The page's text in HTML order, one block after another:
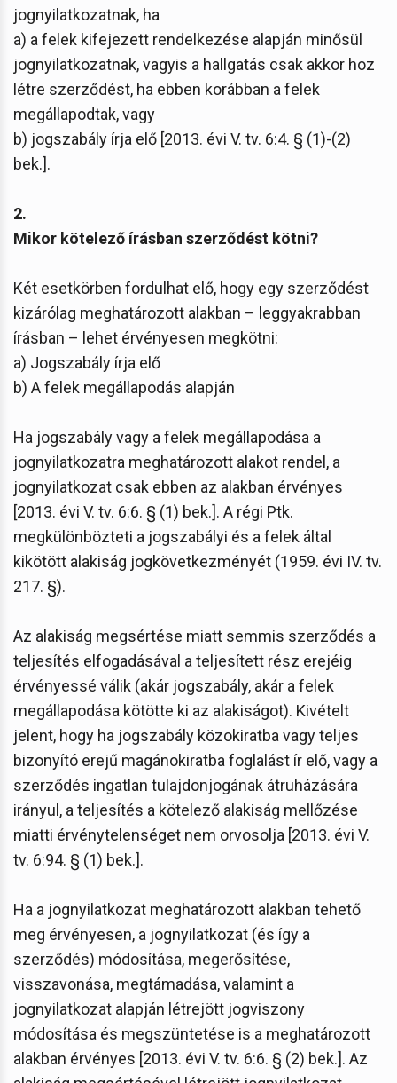
jognyilatkozatnak, ha
a) a felek kifejezett rendelkezése alapján minősül
jognyilatkozatnak, vagyis a hallgatás csak akkor hoz
létre szerződést, ha ebben korábban a felek
megállapodtak, vagy
b) jogszabály írja elő [2013. évi V. tv. 6:4. § (1)-(2)
bek.].
2.
Mikor kötelező írásban szerződést kötni?
Két esetkörben fordulhat elő, hogy egy szerződést
kizárólag meghatározott alakban – leggyakrabban
írásban – lehet érvényesen megkötni:
a) Jogszabály írja elő
b) A felek megállapodás alapján
Ha jogszabály vagy a felek megállapodása a
jognyilatkozatra meghatározott alakot rendel, a
jognyilatkozat csak ebben az alakban érvényes
[2013. évi V. tv. 6:6. § (1) bek.]. A régi Ptk.
megkülönbözteti a jogszabályi és a felek által
kikötött alakiság jogkövetkezményét (1959. évi IV. tv.
217. §).
Az alakiság megsértése miatt semmis szerződés a
teljesítés elfogadásával a teljesített rész erejéig
érvényessé válik (akár jogszabály, akár a felek
megállapodása kötötte ki az alakiságot). Kivételt
jelent, hogy ha jogszabály közokiratba vagy teljes
bizonyító erejű magánokiratba foglalást ír elő, vagy a
szerződés ingatlan tulajdonjogának átruházására
irányul, a teljesítés a kötelező alakiság mellőzése
miatti érvénytelenséget nem orvosolja [2013. évi V.
tv. 6:94. § (1) bek.].
Ha a jognyilatkozat meghatározott alakban tehető
meg érvényesen, a jognyilatkozat (és így a
szerződés) módosítása, megerősítése,
visszavonása, megtámadása, valamint a
jognyilatkozat alapján létrejött jogviszony
módosítása és megszüntetése is a meghatározott
alakban érvényes [2013. évi V. tv. 6:6. § (2) bek.]. Az